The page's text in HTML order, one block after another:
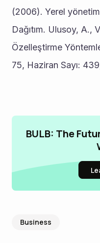
(2006). Yerel
Dağıtım. Ulusoy, A.,
Özelleştirme
75, Haziran Sayı:
BULB: The
Business